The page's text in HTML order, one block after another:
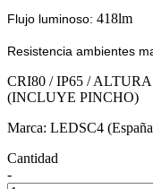
Flujo luminoso: 418lm
Resistencia ambientes
CRI80 / IP65 /
(INCLUYE PINCHO)
Marca: LEDSC4
Cantidad
-